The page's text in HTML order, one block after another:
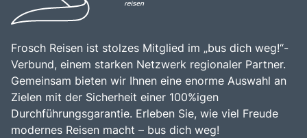
Frosch Reisen ist stolzes Mitglied im „bus dich weg!“-
Verbund, einem starken Netzwerk regionaler Partner.
Gemeinsam bieten wir Ihnen eine enorme Auswahl an
Zielen mit der Sicherheit einer 100%igen
Durchführungsgarantie. Erleben Sie, wie viel Freude
modernes Reisen macht – bus dich weg!